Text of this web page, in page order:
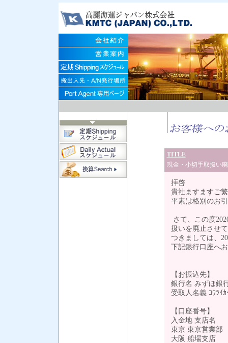
TITLE
現金・小切手取扱い
拝啓
貴社ますますご
平素は格別のお
さて、この度
扱いを廃止させ
つきましては、
下記銀行口座へ
【お振込先】
銀行名 みずほ銀
受取人名義 ｺｳﾗｲｶ
【口座番号】
入金地 支店
東京 東京営業部
大阪 船場支店 (